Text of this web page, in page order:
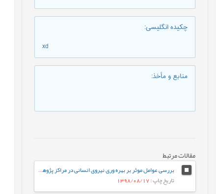
چکیده انگلیسی:
xd
منابع و مأخذ:
مقالات مرتبط
بررسی عوامل موثر بر بهره وری نیروی انسانی در مراکز پژوهشی(مطالعه موردی:پژوهشگاه صنعت نفت
تاریخ چاپ: 1398/08/17